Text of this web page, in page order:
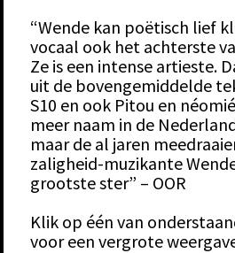
“Wende kan poëtisch lief
vocaal ook het achterste
Ze is een intense artieste.
uit de bovengemiddelde
S10 en ook Pitou en
meer naam in de
maar de al jaren
zaligheid-muzikante
grootste ster” – OOR
Klik op één van
voor een vergrote
Burgerweeshuis